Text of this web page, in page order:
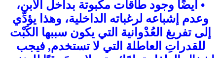
• أيضًا وجود طاقات مكبوتة بداخل الابن،
وعدم إشباعه لرغباته الداخلية، وهذا يؤدِّي
إلى تفريغ العُدْوانية التي يكون سببها الكَبْت
للقدراتِ العاطلة التي لا تستخدم, فيجب